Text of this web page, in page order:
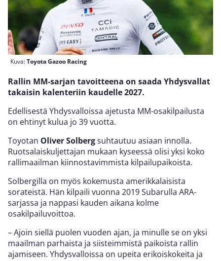
Kuva:Toyota Gazoo Racing
Rallin MM-sarjan tavoitteena on saada Yhdysvallat
takaisin kalenteriin kaudelle 2027.
Edellisestä Yhdysvalloissa ajetusta MM-osakilpailusta
on ehtinyt kulua jo 39 vuotta.
Toyotan Oliver Solbergsuhtautuu asiaan innolla.
Ruotsalaiskuljettajan mukaan kyseessä olisi yksi koko
rallimaailman kiinnostavimmista kilpailupaikoista.
Solbergilla on myös kokemusta amerikkalaisista
sorateistä. Hän kilpaili vuonna 2019 Subarulla ARA-
sarjassa ja nappasi kauden aikana kolme
osakilpailuvoittoa.
– Ajoin siellä puolen vuoden ajan, ja minulle se on yksi
maailman parhaista ja siisteimmistä paikoista rallin
ajamiseen. Yhdysvalloissa on upeita erikoiskokeita ja